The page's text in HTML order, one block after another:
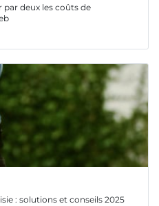
deux les coûts de
: solutions et conseils 2025